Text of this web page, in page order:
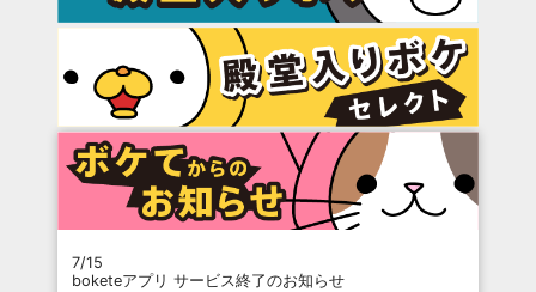
7/15
boketeアプリ サービス終了のお知らせ